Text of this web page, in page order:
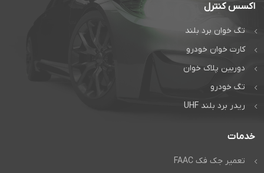
اکسس کنترل
تگ خوان برد بلند
کارت خوان خودرو
دوربین پلاک خوان
تگ خودرو
ریدر برد بلند UHF
خدمات
تعمیر جک فک FAAC